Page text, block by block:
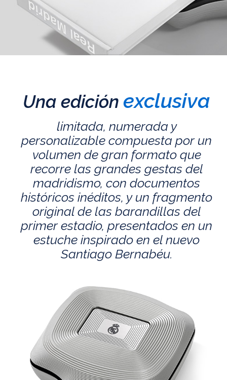
Una edición exclusiva
limitada, numerada y
personalizable compuesta por un
volumen de gran formato que
recorre las grandes gestas del
madridismo, con documentos
históricos inéditos, y un fragmento
original de las barandillas del
primer estadio, presentados en un
estuche inspirado en el nuevo
Santiago Bernabéu.